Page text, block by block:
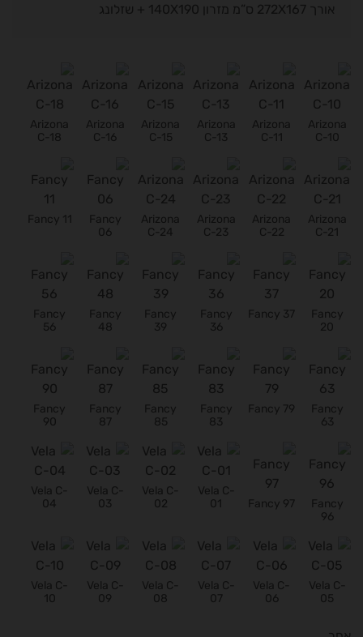
אורך 272X167 ס”מ מזרון 140X190 + שזלונג
Arizona
C-10
Arizona
C-11
Arizona
C-13
Arizona
C-15
Arizona
C-16
Arizona
C-18
Arizona
C-21
Arizona
C-22
Arizona
C-23
Arizona
C-24
Fancy
06
Fancy 11
Fancy
20
Fancy 37
Fancy
36
Fancy
39
Fancy
48
Fancy
56
Fancy
63
Fancy 79
Fancy
83
Fancy
85
Fancy
87
Fancy
90
Fancy
96
Fancy 97
Vela C-
01
Vela C-
02
Vela C-
03
Vela C-
04
Vela C-
05
Vela C-
06
Vela C-
07
Vela C-
08
Vela C-
09
Vela C-
10